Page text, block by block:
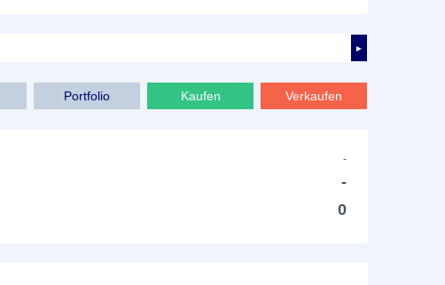
►
Verkaufen
Kaufen
Portfolio
-
-
0